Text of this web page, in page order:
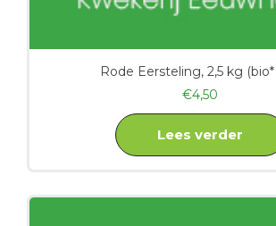
Rode Eersteling, 2,5 kg
€4,50
Lees verder